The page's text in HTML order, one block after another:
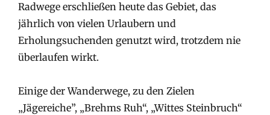
Radwege erschließen heute das Gebiet, das
jährlich von vielen Urlaubern und
Erholungsuchenden genutzt wird, trotzdem nie
überlaufen wirkt.
Einige der Wanderwege, zu den Zielen
„Jägereiche”, „Brehms Ruh“, „Wittes Steinbruch“